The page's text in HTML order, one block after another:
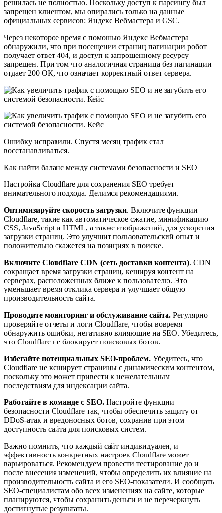
решилась не полностью. Поскольку доступ к парсингу был
запрещен клиентом, мы опирались только на данные
официальных сервисов: Яндекс Вебмастера и GSC.
Через некоторое время с помощью Яндекс Вебмастера
обнаружили, что при посещении страниц пагинации робот
получает ответ 404, и доступ к запрошенному ресурсу
запрещен. При том что аналогичная страница без пагинации
отдает 200 ОК, что означает корректный ответ сервера.
Ошибку исправили. Спустя месяц трафик стал
восстанавливаться.
Как найти баланс между системами безопасности и SEO
Настройка Cloudflare для сохранения SEO требует
внимательного подхода. Делимся рекомендациями.
Оптимизируйте скорость загрузки. Включите функции
Cloudflare, такие как автоматическое сжатие, минификацию
CSS, JavaScript и HTML, а также изображений, для ускорения
загрузки страниц. Это улучшит пользовательский опыт и
положительно скажется на позициях в поиске.
Включите Cloudflare CDN (сеть доставки контента). CDN
сокращает время загрузки страниц, кешируя контент на
серверах, расположенных ближе к пользователю. Это
уменьшает время отклика сервера и улучшает общую
производительность сайта.
Проводите мониторинг и обслуживание сайта. Регулярно
проверяйте отчеты и логи Cloudflare, чтобы вовремя
обнаружить ошибки, негативно влияющие на SEO. Убедитесь,
что Cloudflare не блокирует поисковых ботов.
Избегайте потенциальных SEO-проблем. Убедитесь, что
Cloudflare не кеширует страницы с динамическим контентом,
поскольку это может привести к нежелательным
последствиям для индексации сайта.
Работайте в команде с SEO. Настройте функции
безопасности Cloudflare так, чтобы обеспечить защиту от
DDoS-атак и вредоносных ботов, сохранив при этом
доступность сайта для поисковых систем.
Важно помнить, что каждый сайт индивидуален, и
эффективность конкретных настроек Cloudflare может
варьироваться. Рекомендуем провести тестирование до и
после внесения изменений, чтобы определить их влияние на
производительность сайта и его SEO-показатели. И сообщать
SEO-специалистам обо всех изменениях на сайте, которые
планируются, чтобы сохранить деньги и не перечеркнуть
достигнутые результаты. ​